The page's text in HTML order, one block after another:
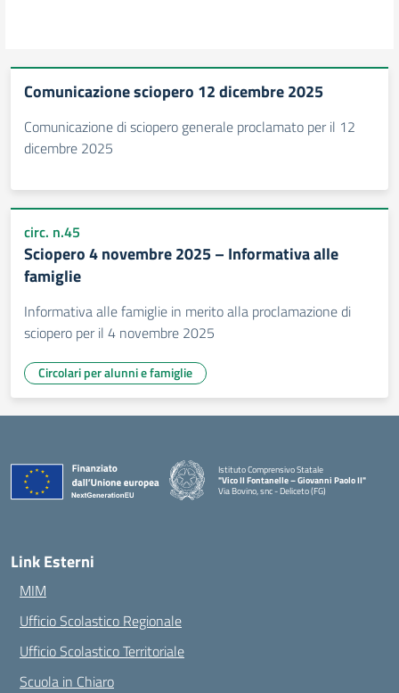
Comunicazione sciopero 12 dicembre 2025
Comunicazione di sciopero generale proclamato per il 12
dicembre 2025
circ. n.45
Sciopero 4 novembre 2025 – Informativa alle
famiglie
Informativa alle famiglie in merito alla proclamazione di
sciopero per il 4 novembre 2025
Circolari per alunni e famiglie
Istituto Comprensivo Statale
"Vico II Fontanelle – Giovanni Paolo II"
Via Bovino, snc - Deliceto (FG)
Link Esterni
MIM
Ufficio Scolastico Regionale
Ufficio Scolastico Territoriale
Scuola in Chiaro